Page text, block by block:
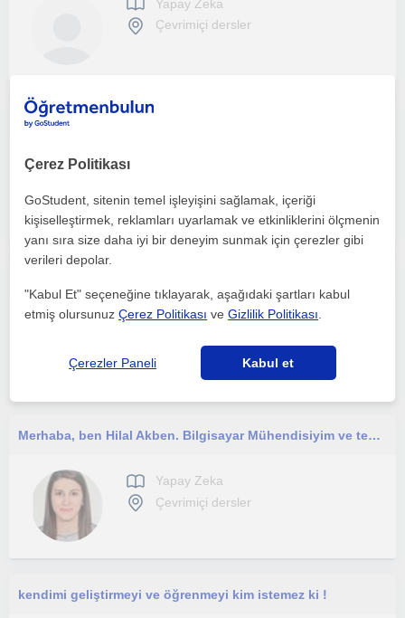
Yapay Zeka
Çevrimiçi dersler
Yapay Zeka
Çevrimiçi dersler
Merhaba, ben Hilal Akben. Bilgisayar Mühendisiyim ve teknolojiyi herkes için anlaşılır ve ulaşılabilir hale getirmeyi hedefleyen b
Yapay Zeka
Çevrimiçi dersler
kendimi geliştirmeyi ve öğrenmeyi kim istemez ki !
Çerez Politikası
GoStudent, sitenin temel işleyişini sağlamak, içeriği
kişiselleştirmek, reklamları uyarlamak ve etkinliklerini ölçmenin
yanı sıra size daha iyi bir deneyim sunmak için çerezler gibi
verileri depolar.
"Kabul Et" seçeneğine tıklayarak, aşağıdaki şartları kabul
etmiş olursunuzÇerez Politikası veGizlilik Politikası
Çerezler Paneli Kabul et